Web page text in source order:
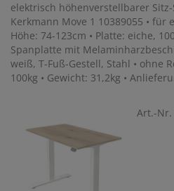
elektrisch höhenverstellbarer
Kerkmann Move 1 10389055 • für
Höhe: 74-123cm • Platte: eiche,
Spanplatte mit
weiß, T-Fuß-Gestell, Stahl • ohne
100kg • Gewicht: 31,2kg •
Art.-Nr.